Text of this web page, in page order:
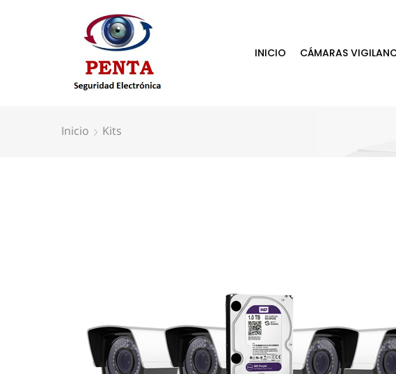
INICIO CÁMARAS
Inicio Kits